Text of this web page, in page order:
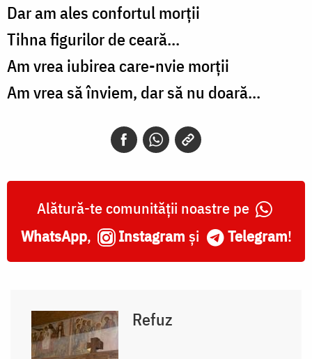
Dar am ales confortul morții
Tihna figurilor de ceară...
Am vrea iubirea care-nvie morții
Am vrea să înviem, dar să nu doară...
Alătură-te comunității noastre pe
WhatsApp, Instagram și Telegram!
Refuz